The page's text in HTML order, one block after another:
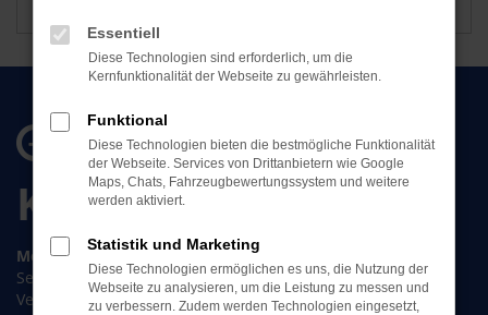
Öffnungszeiten &
Kontakt
Montag bis Freitag:
Service: 07:30 bis 17:00 Uhr
Verkauf: 08:30 bis 18:00 Uhr
Essentiell
Diese Technologien sind erforderlich, um die
Kernfunktionalität der Webseite zu gewährleisten.
Funktional
Diese Technologien bieten die bestmögliche Funktionalität
der Webseite. Services von Drittanbietern wie Google
Maps, Chats, Fahrzeugbewertungssystem und weitere
werden aktiviert.
Statistik und Marketing
Diese Technologien ermöglichen es uns, die Nutzung der
Webseite zu analysieren, um die Leistung zu messen und
zu verbessern. Zudem werden Technologien eingesetzt,